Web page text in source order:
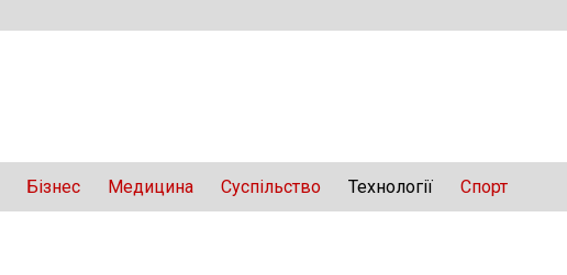
Бізнес Медицина Суспільство Технології Спорт